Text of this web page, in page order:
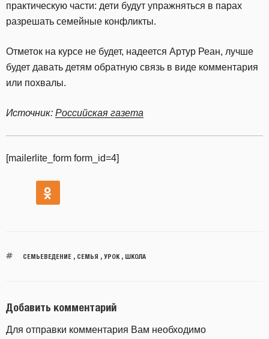
практическую части: дети будут упражняться в парах
разрешать семейные конфликты.
Отметок на курсе не будет, надеется Артур Реан, лучше
будет давать детям обратную связь в виде комментария
или похвалы.
Источник: Российская газета
[mailerlite_form form_id=4]
СЕМЬЕВЕДЕНИЕ, СЕМЬЯ , УРОК, ШКОЛА
Добавить комментарий
Для отправки комментария Вам необходимо